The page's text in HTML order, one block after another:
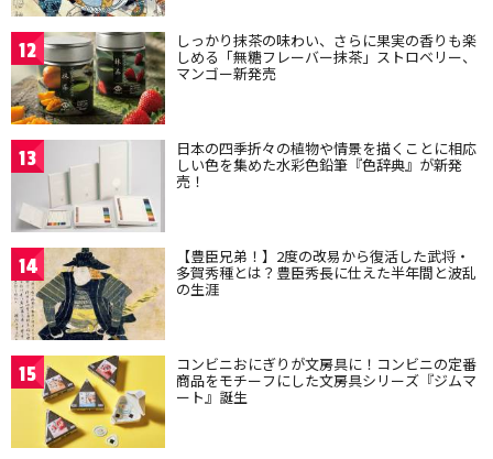
12 しっかり抹茶の味わい、さらに果実の香りも楽
しめる「無糖フレーバー抹茶」ストロベリー、
マンゴー新発売
13 日本の四季折々の植物や情景を描くことに相応
しい色を集めた水彩色鉛筆『色辞典』が新発
売！
14 【豊臣兄弟！】2度の改易から復活した武将・
多賀秀種とは？豊臣秀長に仕えた半年間と波乱
の生涯
15 コンビニおにぎりが文房具に！コンビニの定番
商品をモチーフにした文房具シリーズ『ジムマ
ート』誕生